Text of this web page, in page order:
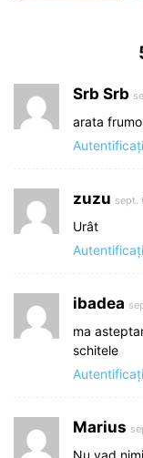
Srb Srb
arata
zuzu sept.
Urât
ibadea
ma
schitele
Marius
Nu vad